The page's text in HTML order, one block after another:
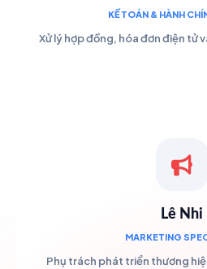
KẾ TOÁN & HÀNH
Xử lý hợp đồng, hóa đơn điện tử
Lê Nhi
MARKETING
Phụ trách phát triển thương